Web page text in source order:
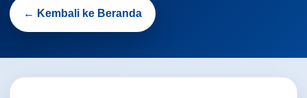
← Kembali ke Beranda